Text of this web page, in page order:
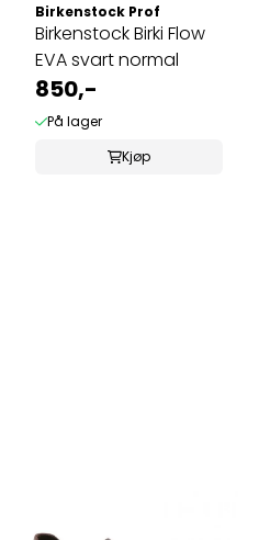
Birkenstock Prof
Birkenstock Birki Flow
EVA svart normal
850,-
På lager
Kjøp